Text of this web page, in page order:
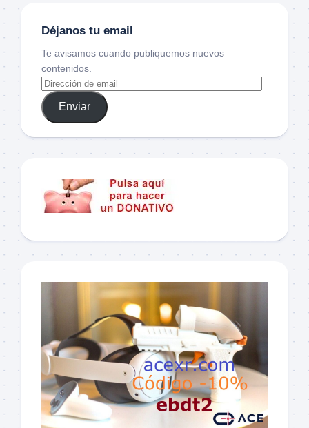
Déjanos tu email
Te avisamos cuando publiquemos nuevos
contenidos.
Enviar